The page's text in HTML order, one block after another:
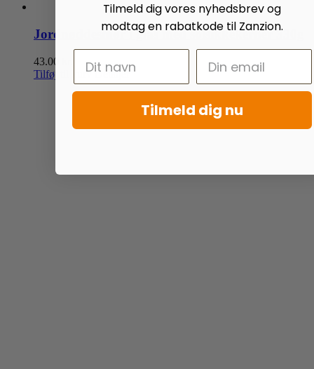
Jordnøddesmør i glas med solsikkekerner 330g
43.00
Tilføj til kurv Detaljer
Tilmeld dig vores nyhedsbrev og
modtag en rabatkode til Zanzion.
Tilmeld dig nu